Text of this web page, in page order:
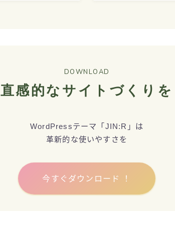
DOWNLOAD
直感的なサイトづくりを
WordPressテーマ「JIN:R」は
革新的な使いやすさを
今すぐダウンロード ！